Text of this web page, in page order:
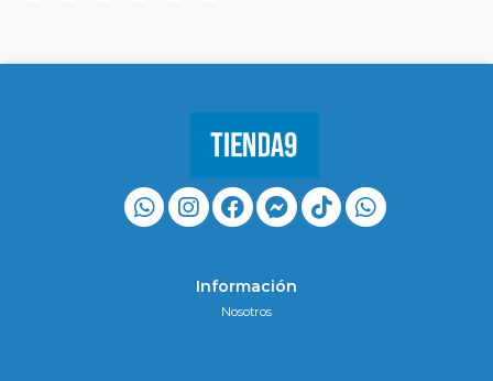
Información
Nosotros